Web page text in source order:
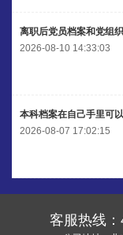
离职后党员档案和党组
2026-08-10 14:33:03
本科档案在自己手里可
2026-08-07 17:02:15
客服热线：